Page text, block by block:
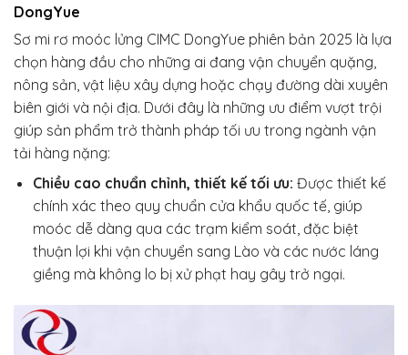
DongYue
Sơ mi rơ moóc lửng CIMC DongYue phiên bản 2025 là lựa
chọn hàng đầu cho những ai đang vận chuyển quặng,
nông sản, vật liệu xây dựng hoặc chạy đường dài xuyên
biên giới và nội địa. Dưới đây là những ưu điểm vượt trội
giúp sản phẩm trở thành pháp tối ưu trong ngành vận
tải hàng nặng:
Chiều cao chuẩn chỉnh, thiết kế tối ưu: Được thiết kế
chính xác theo quy chuẩn cửa khẩu quốc tế, giúp
moóc dễ dàng qua các trạm kiểm soát, đặc biệt
thuận lợi khi vận chuyển sang Lào và các nước láng
giềng mà không lo bị xử phạt hay gây trở ngại.